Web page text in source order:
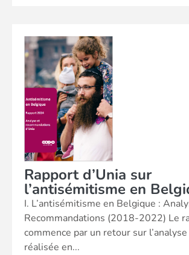
Rapport d’Unia sur
l’antisémitisme en
I. L’antisémitisme en Belgique :
Recommandations (2018-2022) Le
commence par un retour sur
réalisée en...